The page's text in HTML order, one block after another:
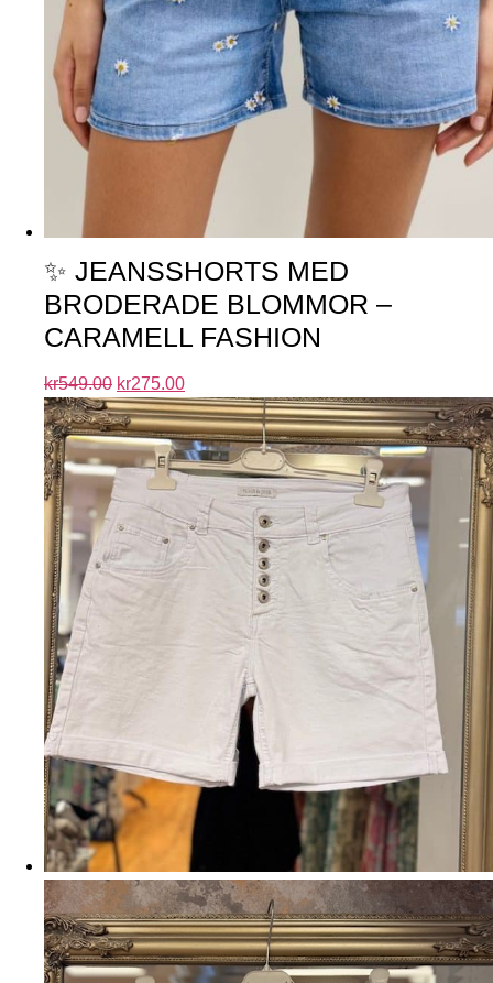
✨ JEANSSHORTS MED
BRODERADE BLOMMOR –
CARAMELL FASHION
kr549.00 kr275.00